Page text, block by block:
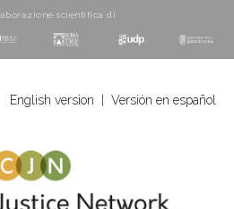
scientifica di
English version Versión en español